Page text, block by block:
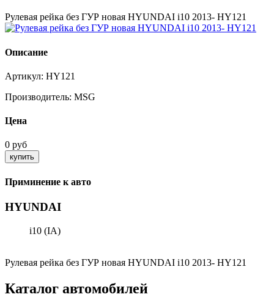
Рулевая рейка без ГУР новая HYUNDAI i10 2013- HY121
Описание
Артикул: HY121
Производитель: MSG
Цена
0 руб
Приминение к авто
HYUNDAI
i10 (IA)
Рулевая рейка без ГУР новая HYUNDAI i10 2013- HY121
Каталог автомобилей